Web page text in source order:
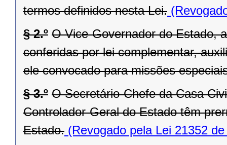
termos definidos nesta Lei.
§ 2.º O Vice-Governador do Estado,
conferidas por lei complementar,
ele convocado para missões
§ 3.º O Secretário-Chefe da Casa
Controlador-Geral do Estado têm
Estado. (Revogado pela Lei 21352